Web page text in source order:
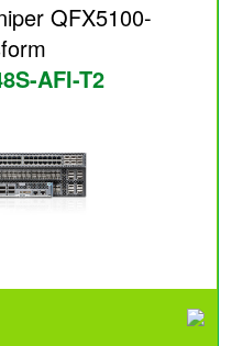
QFX5100-
AFI-T2